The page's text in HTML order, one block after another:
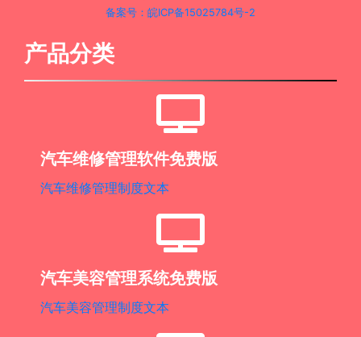
备案号：皖ICP备15025784号-2
产品分类
汽车维修管理软件免费版
汽车维修管理制度文本
汽车美容管理系统免费版
汽车美容管理制度文本